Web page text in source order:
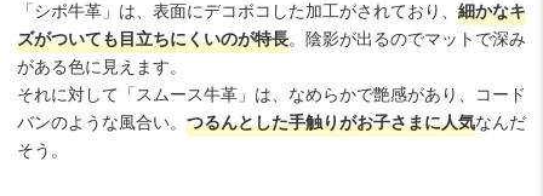
「シボ牛革」は、表面にデコボコした加工がされており、 細かなキ
ズがついても目立ちにくいのが特長。陰影が出るのでマットで深み
がある色に見えます。
それに対して「スムース牛革」は、なめらかで艶感があり、コード
バンのような風合い。 つるんとした手触りがお子さまに人気なんだ
そう。